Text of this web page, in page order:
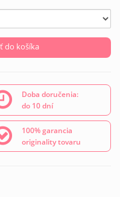
do košíka
Doba doručenia:
do 10 dní
100% garancia
originality tovaru